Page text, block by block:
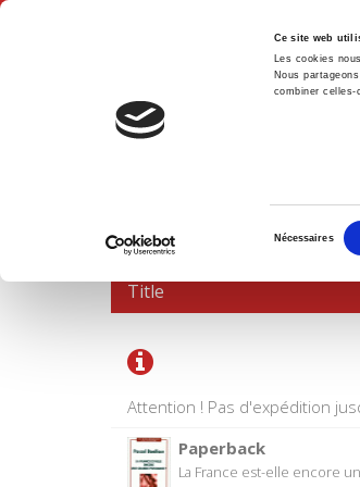
Ce site web
Les cookies
Nous
combiner
consentement
Nécessaires
SHOPPING
Attention ! Pas d'expédition
Title
Paperback
La France est-elle encore